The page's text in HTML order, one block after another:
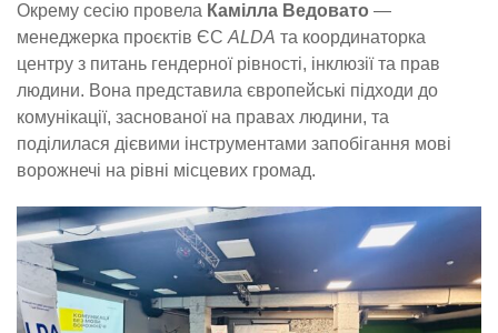
Окрему сесію провела Камілла Ведовато —
менеджерка проєктів ЄС ALDA та координаторка
центру з питань гендерної рівності, інклюзії та прав
людини. Вона представила європейські підходи до
комунікації, заснованої на правах людини, та
поділилася дієвими інструментами запобігання мові
ворожнечі на рівні місцевих громад.